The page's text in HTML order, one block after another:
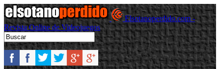
Elsotanoperdido.com -
Revista Online de Videojuegos